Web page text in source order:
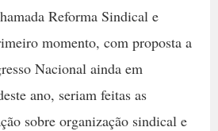
Reforma Sindical e
momento, com proposta a
Nacional ainda em
ano, seriam feitas as
sobre organização sindical e